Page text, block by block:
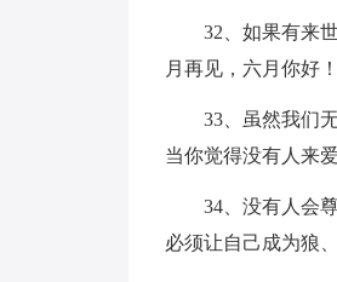
32、如果有来
月再见，六月你好！
33、虽然我们
当你觉得没有人来
34、没有人会
必须让自己成为狼